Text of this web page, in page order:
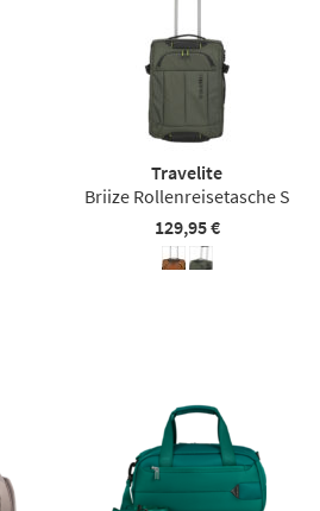
Travelite
Briize Rollenreisetasche S
129,95 €